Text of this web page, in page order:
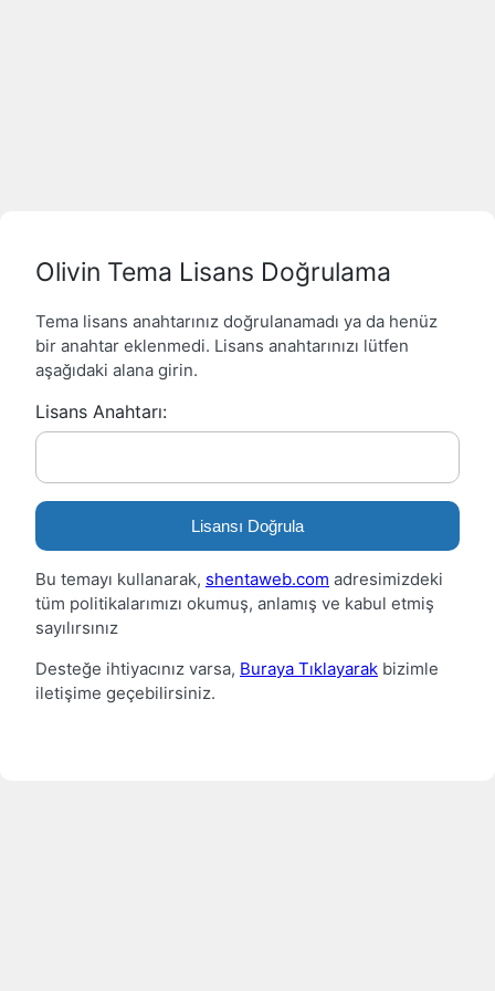
Olivin Tema Lisans Doğrulama
Tema lisans anahtarınız doğrulanamadı ya da henüz
bir anahtar eklenmedi. Lisans anahtarınızı lütfen
aşağıdaki alana girin.
Lisans Anahtarı:
Lisansı Doğrula
Bu temayı kullanarak, shentaweb.com adresimizdeki
tüm politikalarımızı okumuş, anlamış ve kabul etmiş
sayılırsınız
Desteğe ihtiyacınız varsa, Buraya Tıklayarak bizimle
iletişime geçebilirsiniz.